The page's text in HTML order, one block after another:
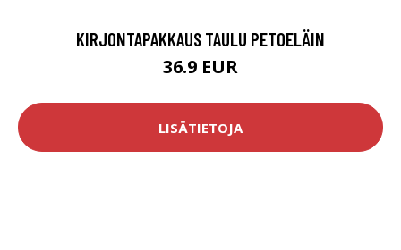
KIRJONTAPAKKAUS TAULU PETOELÄIN
36.9 EUR
LISÄTIETOJA